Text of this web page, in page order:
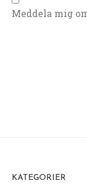
Meddela mig
KATEGORIER